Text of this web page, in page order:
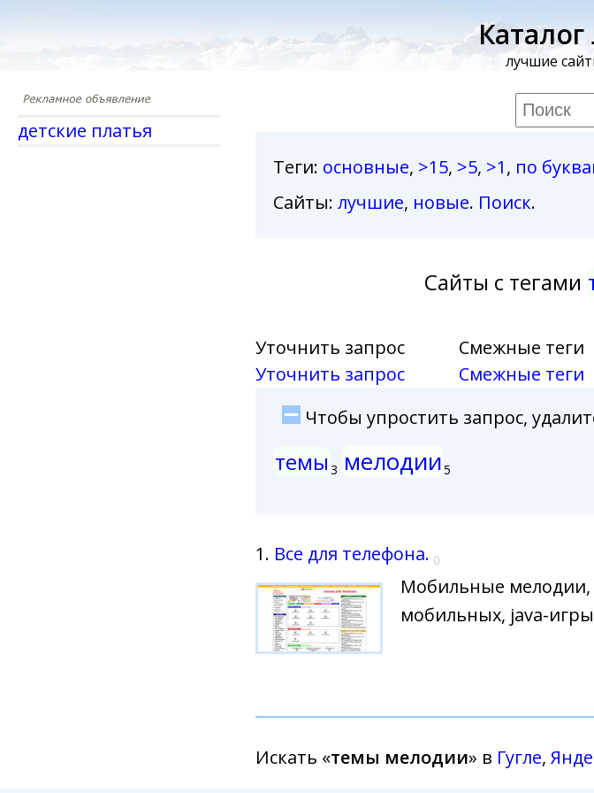
лучшие
детские платья
Теги: основные, >15, >5, >1, по
Сайты: лучшие, новые. Поиск.
Сайты с тегами
Уточнить запрос
Уточнить запрос
Смежные теги
Смежные теги
Чтобы упростить запрос,
темы 3 мелодии5
1. Все для телефона. 0
Мобильные мелодии,
мобильных, java-
Искать «темы мелодии» в Гугле,